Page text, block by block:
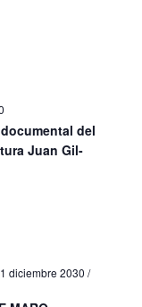
del
Juan Gil-
diciembre 2030 /